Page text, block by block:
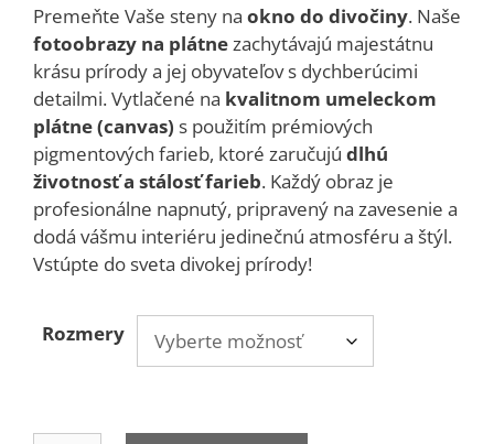
25,00 €
through
79,00 €
Premeňte Vaše steny na okno do divočiny. Naše
fotoobrazy na plátnezachytávajú majestátnu
krásu prírody a jej obyvateľov s dychberúcimi
detailmi. Vytlačené na kvalitnom umeleckom
plátne (canvas) s použitím prémiových
pigmentových farieb, ktoré zaručujú dlhú
životnosť a stálosť farieb. Každý obraz je
profesionálne napnutý, pripravený na zavesenie a
dodá vášmu interiéru jedinečnú atmosféru a štýl.
Vstúpte do sveta divokej prírody!
Rozmery